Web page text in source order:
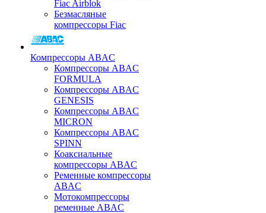
Fiac Airblok
Безмасляные
компрессоры Fiac
Компрессоры ABAC
Компрессоры ABAC
FORMULA
Компрессоры ABAC
GENESIS
Компрессоры ABAC
MICRON
Компрессоры ABAC
SPINN
Коаксиальные
компрессоры ABAC
Ременные компрессоры
ABAC
Мотокомпрессоры
ременные ABAC